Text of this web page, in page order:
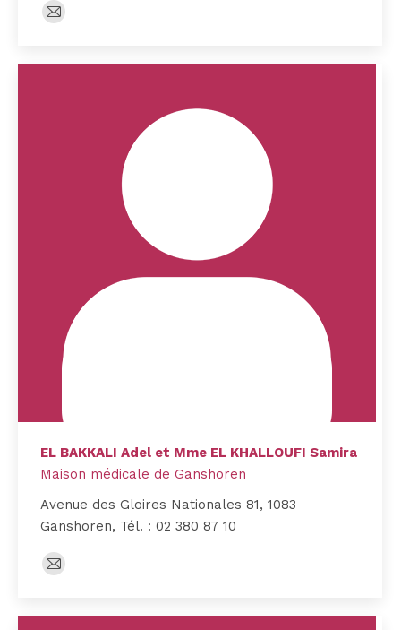
E-
EL BAKKALI Adel et Mme EL KHALLOUFI Samira
Maison médicale de Ganshoren
Avenue des Gloires Nationales 81, 1083
Ganshoren, Tél. : 02 380 87 10
E-